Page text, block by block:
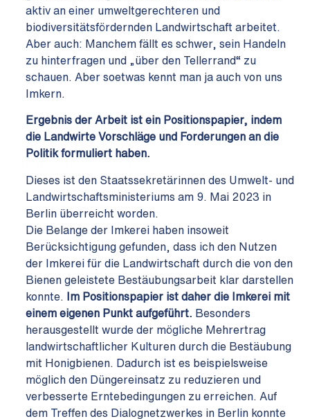
aktiv an einer umweltgerechteren und
biodiversitätsfördernden Landwirtschaft arbeitet.
Aber auch: Manchem fällt es schwer, sein Handeln
zu hinterfragen und „über den Tellerrand“ zu
schauen. Aber soetwas kennt man ja auch von uns
Imkern.
Ergebnis der Arbeit ist ein Positionspapier, indem
die Landwirte Vorschläge und Forderungen an die
Politik formuliert haben.
Dieses ist den Staatssekretärinnen des Umwelt- und
Landwirtschaftsministeriums am 9. Mai 2023 in
Berlin überreicht worden.
Die Belange der Imkerei haben insoweit
Berücksichtigung gefunden, dass ich den Nutzen
der Imkerei für die Landwirtschaft durch die von den
Bienen geleistete Bestäubungsarbeit klar darstellen
konnte.
Im Positionspapier ist daher die Imkerei mit
einem eigenen Punkt aufgeführt.
Besonders
herausgestellt wurde der mögliche Mehrertrag
landwirtschaftlicher Kulturen durch die Bestäubung
mit Honigbienen. Dadurch ist es beispielsweise
möglich den Düngereinsatz zu reduzieren und
verbesserte Erntebedingungen zu erreichen. Auf
dem Treffen des Dialognetzwerkes in Berlin konnte